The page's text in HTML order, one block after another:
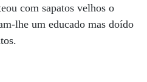
com sapatos velhos o
lhe um educado mas doído